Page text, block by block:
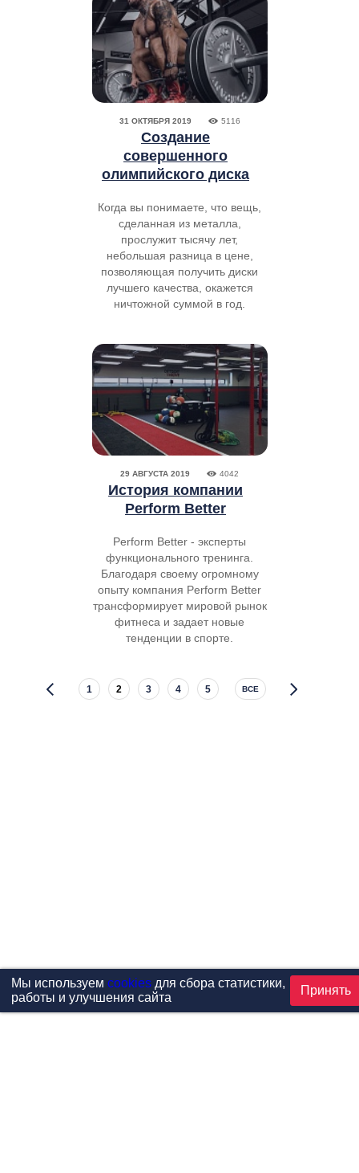
31 ОКТЯБРЯ 2019 5116
Создание
совершенного
олимпийского диска
Когда вы понимаете, что вещь,
сделанная из металла,
прослужит тысячу лет,
небольшая разница в цене,
позволяющая получить диски
лучшего качества, окажется
ничтожной суммой в год.
29 АВГУСТА 2019 4042
История компании
Perform Better
Perform Better - эксперты
функционального тренинга.
Благодаря своему огромному
опыту компания Perform Better
трансформирует мировой рынок
фитнеса и задает новые
тенденции в спорте.
1 2 3 4 5 ВСЕ
Мы используем cookiesдля сбора статистики,
работы и улучшения сайта
Принять